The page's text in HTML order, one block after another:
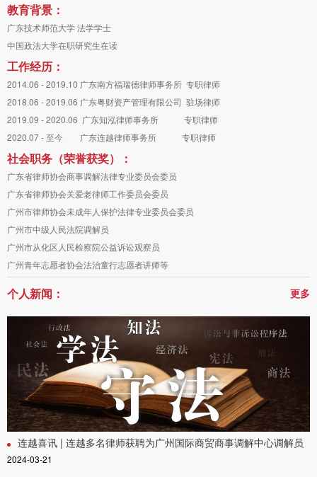
教育背景：
广东技术师范大学 法学学士
中国政法大学在职研究生在读
工作经历：
2014.06 - 2019.10 广东南方福瑞德律师事务所 专职律师
2018.06 - 2019.06 广东粤财资产管理有限公司 驻场律师
2019.09 - 2020.06 广东知泓律师事务所 专职律师
2020.07 - 至今 广东连越律师事务所 专职律师
社会职务（荣誉获奖）：
广东省律师协会商事调解法律专业委员会委员
广东省律师协会关爱老律师工作委员会委员
广州市律师协会未成年人保护法律专业委员会委员
广州市中级人民法院调解员
广州市从化区人民检察院公益诉讼观察员
广州青年志愿者协会法治童行志愿者讲师等
个人新闻： 更多
连越喜讯 | 连越多名律师获聘为广州国际商贸商事调解中心调解员
2024-03-21